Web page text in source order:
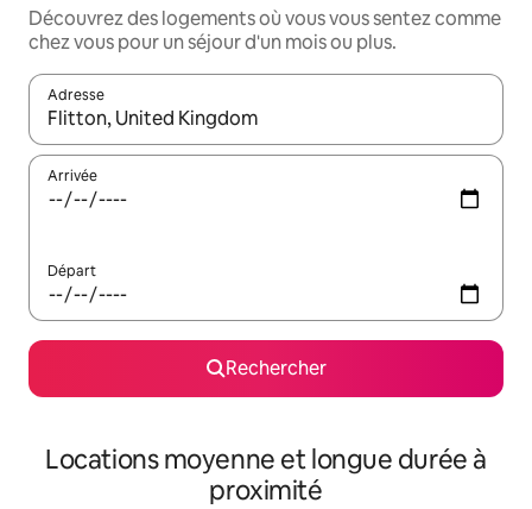
Découvrez des logements où vous vous sentez comme
chez vous pour un séjour d'un mois ou plus.
Adresse
Lorsque les résultats s'affichent, utilisez les flèches vers le
Arrivée
Départ
Rechercher
Locations moyenne et longue durée à
proximité